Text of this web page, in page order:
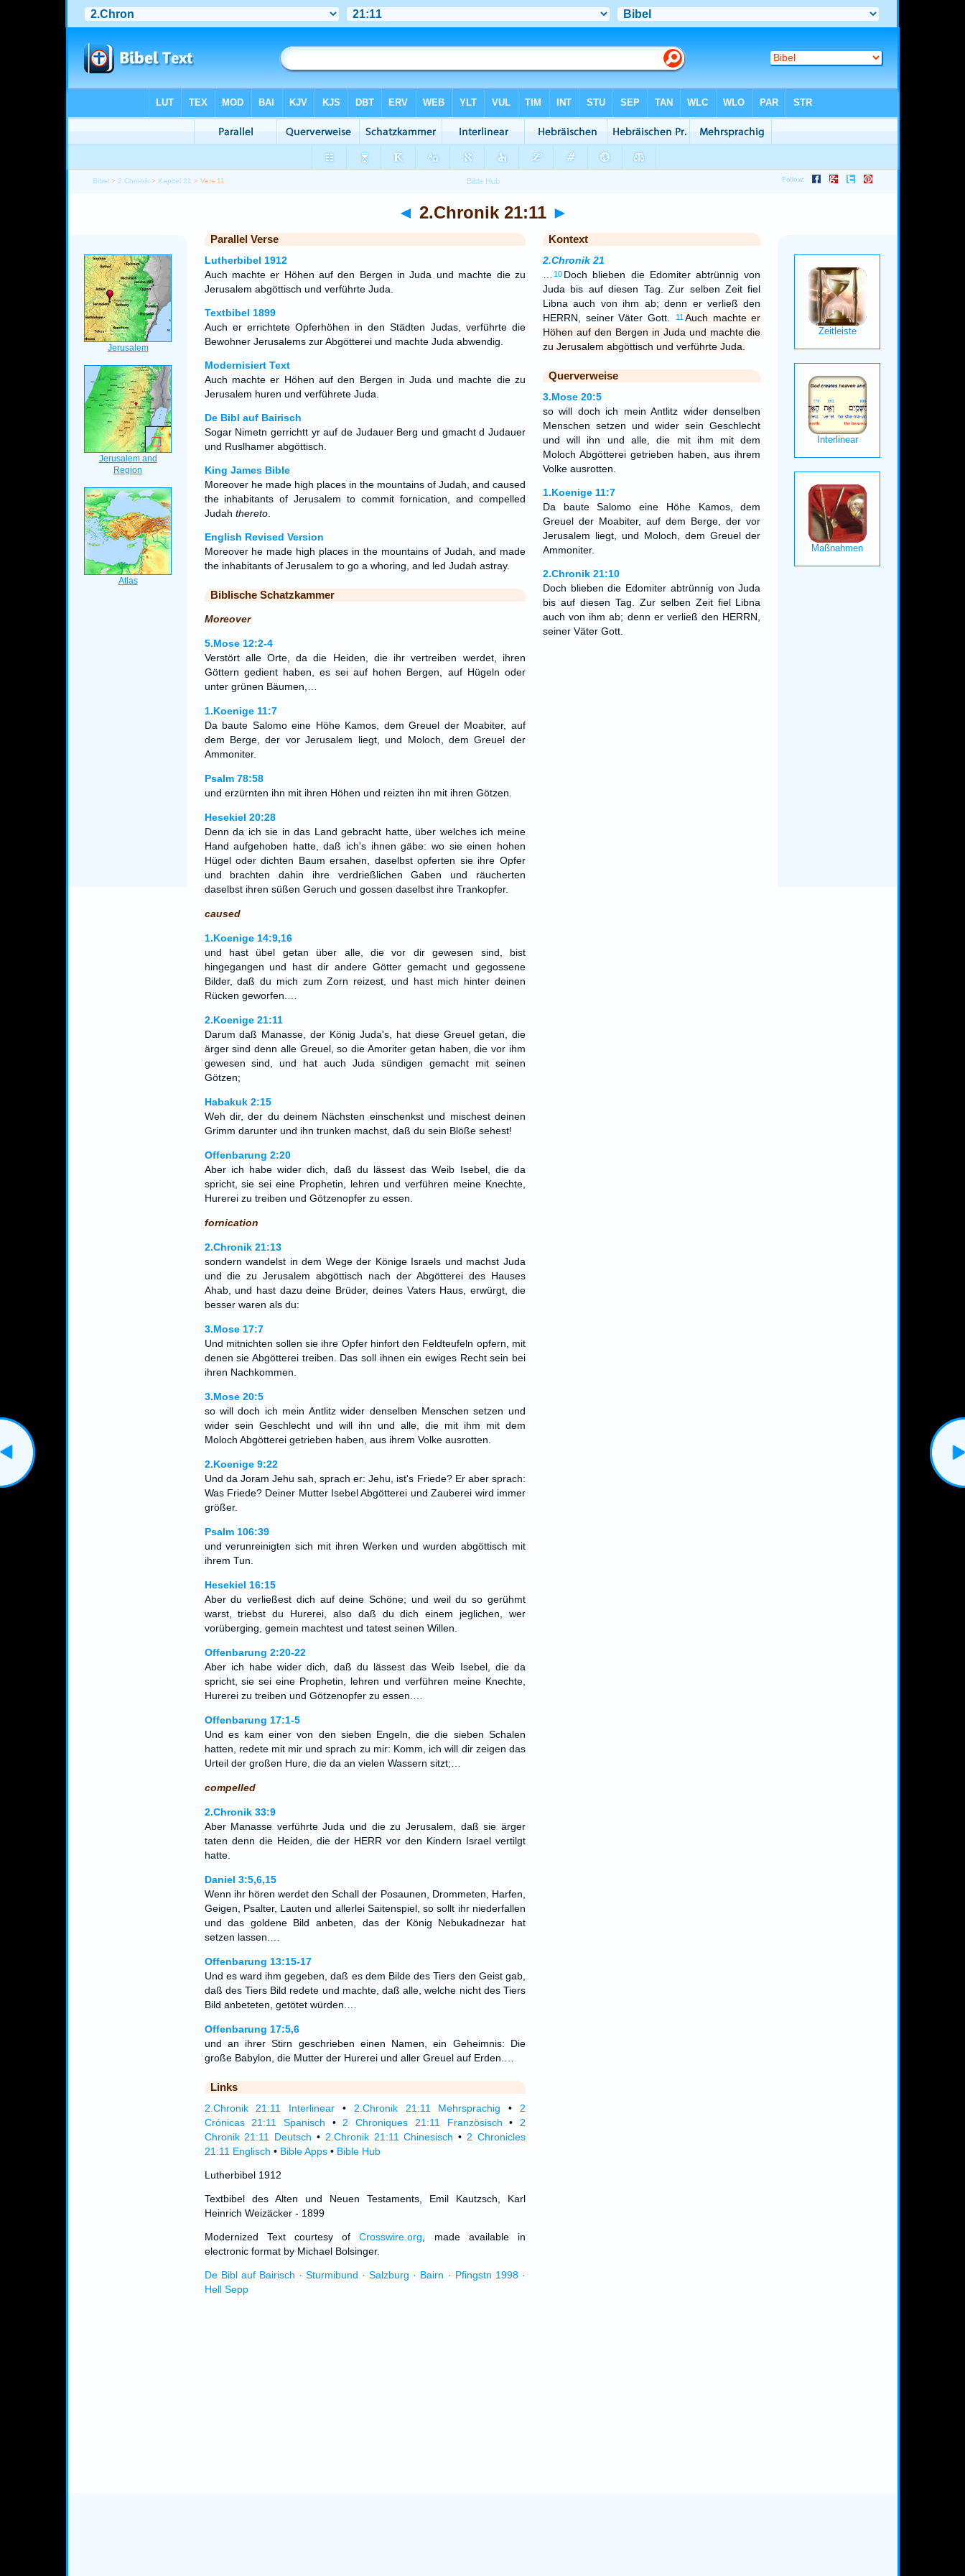
Bibel > 2.Chronik > Kapitel 21 > Vers 11
◄ 2.Chronik 21:11 ►
Parallel Verse
Lutherbibel 1912
Auch machte er Höhen auf den Bergen in Juda und machte die zu
Jerusalem abgöttisch und verführte Juda.
Textbibel 1899
Auch er errichtete Opferhöhen in den Städten Judas, verführte die
Bewohner Jerusalems zur Abgötterei und machte Juda abwendig.
Modernisiert Text
Auch machte er Höhen auf den Bergen in Juda und machte die zu
Jerusalem huren und verführete Juda.
De Bibl auf Bairisch
Sogar Nimetn gerrichtt yr auf de Judauer Berg und gmacht d Judauer
und Ruslhamer abgöttisch.
King James Bible
Moreover he made high places in the mountains of Judah, and caused
the inhabitants of Jerusalem to commit fornication, and compelled
Judah thereto.
English Revised Version
Moreover he made high places in the mountains of Judah, and made
the inhabitants of Jerusalem to go a whoring, and led Judah astray.
Biblische Schatzkammer
Moreover
5.Mose 12:2-4
Verstört alle Orte, da die Heiden, die ihr vertreiben werdet, ihren
Göttern gedient haben, es sei auf hohen Bergen, auf Hügeln oder
unter grünen Bäumen,…
1.Koenige 11:7
Da baute Salomo eine Höhe Kamos, dem Greuel der Moabiter, auf
dem Berge, der vor Jerusalem liegt, und Moloch, dem Greuel der
Ammoniter.
Psalm 78:58
und erzürnten ihn mit ihren Höhen und reizten ihn mit ihren Götzen.
Hesekiel 20:28
Denn da ich sie in das Land gebracht hatte, über welches ich meine
Hand aufgehoben hatte, daß ich's ihnen gäbe: wo sie einen hohen
Hügel oder dichten Baum ersahen, daselbst opferten sie ihre Opfer
und brachten dahin ihre verdrießlichen Gaben und räucherten
daselbst ihren süßen Geruch und gossen daselbst ihre Trankopfer.
caused
1.Koenige 14:9,16
und hast übel getan über alle, die vor dir gewesen sind, bist
hingegangen und hast dir andere Götter gemacht und gegossene
Bilder, daß du mich zum Zorn reizest, und hast mich hinter deinen
Rücken geworfen.…
2.Koenige 21:11
Darum daß Manasse, der König Juda's, hat diese Greuel getan, die
ärger sind denn alle Greuel, so die Amoriter getan haben, die vor ihm
gewesen sind, und hat auch Juda sündigen gemacht mit seinen
Götzen;
Habakuk 2:15
Weh dir, der du deinem Nächsten einschenkst und mischest deinen
Grimm darunter und ihn trunken machst, daß du sein Blöße sehest!
Offenbarung 2:20
Aber ich habe wider dich, daß du lässest das Weib Isebel, die da
spricht, sie sei eine Prophetin, lehren und verführen meine Knechte,
Hurerei zu treiben und Götzenopfer zu essen.
fornication
2.Chronik 21:13
sondern wandelst in dem Wege der Könige Israels und machst Juda
und die zu Jerusalem abgöttisch nach der Abgötterei des Hauses
Ahab, und hast dazu deine Brüder, deines Vaters Haus, erwürgt, die
besser waren als du:
3.Mose 17:7
Und mitnichten sollen sie ihre Opfer hinfort den Feldteufeln opfern, mit
denen sie Abgötterei treiben. Das soll ihnen ein ewiges Recht sein bei
ihren Nachkommen.
3.Mose 20:5
so will doch ich mein Antlitz wider denselben Menschen setzen und
wider sein Geschlecht und will ihn und alle, die mit ihm mit dem
Moloch Abgötterei getrieben haben, aus ihrem Volke ausrotten.
2.Koenige 9:22
Und da Joram Jehu sah, sprach er: Jehu, ist's Friede? Er aber sprach:
Was Friede? Deiner Mutter Isebel Abgötterei und Zauberei wird immer
größer.
Psalm 106:39
und verunreinigten sich mit ihren Werken und wurden abgöttisch mit
ihrem Tun.
Hesekiel 16:15
Aber du verließest dich auf deine Schöne; und weil du so gerühmt
warst, triebst du Hurerei, also daß du dich einem jeglichen, wer
vorüberging, gemein machtest und tatest seinen Willen.
Offenbarung 2:20-22
Aber ich habe wider dich, daß du lässest das Weib Isebel, die da
spricht, sie sei eine Prophetin, lehren und verführen meine Knechte,
Hurerei zu treiben und Götzenopfer zu essen.…
Offenbarung 17:1-5
Und es kam einer von den sieben Engeln, die die sieben Schalen
hatten, redete mit mir und sprach zu mir: Komm, ich will dir zeigen das
Urteil der großen Hure, die da an vielen Wassern sitzt;…
compelled
2.Chronik 33:9
Aber Manasse verführte Juda und die zu Jerusalem, daß sie ärger
taten denn die Heiden, die der HERR vor den Kindern Israel vertilgt
hatte.
Daniel 3:5,6,15
Wenn ihr hören werdet den Schall der Posaunen, Drommeten, Harfen,
Geigen, Psalter, Lauten und allerlei Saitenspiel, so sollt ihr niederfallen
und das goldene Bild anbeten, das der König Nebukadnezar hat
setzen lassen.…
Offenbarung 13:15-17
Und es ward ihm gegeben, daß es dem Bilde des Tiers den Geist gab,
daß des Tiers Bild redete und machte, daß alle, welche nicht des Tiers
Bild anbeteten, getötet würden.…
Offenbarung 17:5,6
und an ihrer Stirn geschrieben einen Namen, ein Geheimnis: Die
große Babylon, die Mutter der Hurerei und aller Greuel auf Erden.…
Links
2.Chronik 21:11 Interlinear • 2.Chronik 21:11 Mehrsprachig • 2
Crónicas 21:11 Spanisch • 2 Chroniques 21:11 Französisch • 2
Chronik 21:11 Deutsch • 2.Chronik 21:11 Chinesisch • 2 Chronicles
21:11 Englisch • Bible Apps• Bible Hub
Lutherbibel 1912
Textbibel des Alten und Neuen Testaments, Emil Kautzsch, Karl
Heinrich Weizäcker - 1899
Modernized Text courtesy ofCrosswire.org , made available in
electronic format by Michael Bolsinger.
De Bibl auf Bairisch · Sturmibund · Salzburg · Bairn · Pfingstn 1998 ·
Hell Sepp
Kontext
2.Chronik 21
10 Doch blieben die Edomiter abtrünnig von
Juda bis auf diesen Tag. Zur selben Zeit fiel
Libna auch von ihm ab; denn er verließ den
HERRN, seiner Väter Gott.
11 Auch machte er
Höhen auf den Bergen in Juda und machte die
zu Jerusalem abgöttisch und verführte Juda.
Querverweise
3.Mose 20:5
so will doch ich mein Antlitz wider denselben
Menschen setzen und wider sein Geschlecht
und will ihn und alle, die mit ihm mit dem
Moloch Abgötterei getrieben haben, aus ihrem
Volke ausrotten.
1.Koenige 11:7
Da baute Salomo eine Höhe Kamos, dem
Greuel der Moabiter, auf dem Berge, der vor
Jerusalem liegt, und Moloch, dem Greuel der
Ammoniter.
2.Chronik 21:10
Doch blieben die Edomiter abtrünnig von Juda
bis auf diesen Tag. Zur selben Zeit fiel Libna
auch von ihm ab; denn er verließ den HERRN,
seiner Väter Gott.